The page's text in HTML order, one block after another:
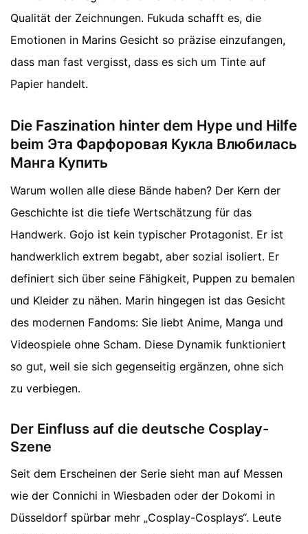
Qualität der Zeichnungen. Fukuda schafft es, die
Emotionen in Marins Gesicht so präzise einzufangen,
dass man fast vergisst, dass es sich um Tinte auf
Papier handelt.
Die Faszination hinter dem Hype und Hilfe
beim Эта Фарфоровая Кукла Влюбилась
Манга Купить
Warum wollen alle diese Bände haben? Der Kern der
Geschichte ist die tiefe Wertschätzung für das
Handwerk. Gojo ist kein typischer Protagonist. Er ist
handwerklich extrem begabt, aber sozial isoliert. Er
definiert sich über seine Fähigkeit, Puppen zu bemalen
und Kleider zu nähen. Marin hingegen ist das Gesicht
des modernen Fandoms: Sie liebt Anime, Manga und
Videospiele ohne Scham. Diese Dynamik funktioniert
so gut, weil sie sich gegenseitig ergänzen, ohne sich
zu verbiegen.
Der Einfluss auf die deutsche Cosplay-
Szene
Seit dem Erscheinen der Serie sieht man auf Messen
wie der Connichi in Wiesbaden oder der Dokomi in
Düsseldorf spürbar mehr „Cosplay-Cosplays“. Leute